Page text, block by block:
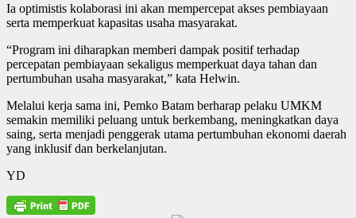
Ia optimistis kolaborasi ini akan mempercepat akses pembiayaan
serta memperkuat kapasitas usaha masyarakat.
“Program ini diharapkan memberi dampak positif terhadap
percepatan pembiayaan sekaligus memperkuat daya tahan dan
pertumbuhan usaha masyarakat,” kata Helwin.
Melalui kerja sama ini, Pemko Batam berharap pelaku UMKM
semakin memiliki peluang untuk berkembang, meningkatkan daya
saing, serta menjadi penggerak utama pertumbuhan ekonomi daerah
yang inklusif dan berkelanjutan.
YD